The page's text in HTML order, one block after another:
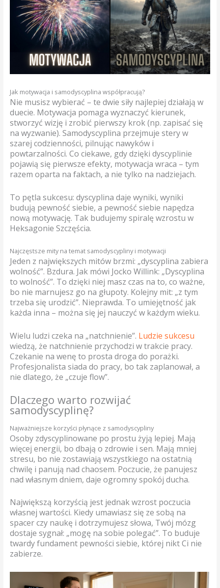
Jak motywacja i samodyscyplina współpracują?
Nie musisz wybierać – te dwie siły najlepiej działają w
duecie. Motywacja pomaga wyznaczyć kierunek,
stworzyć wizję i zrobić pierwszy krok (np. zapisać się
na wyzwanie). Samodyscyplina przejmuje stery w
szarej codzienności, pilnując nawyków i
powtarzalności. Co ciekawe, gdy dzięki dyscyplinie
pojawią się pierwsze efekty, motywacja wraca – tym
razem oparta na faktach, a nie tylko na nadziejach.
To pętla sukcesu: dyscyplina daje wyniki, wyniki
budują pewność siebie, a pewność siebie napędza
nową motywację. Tak budujemy spiralę wzrostu w
Heksagonie Szczęścia.
Najczęstsze mity na temat samodyscypliny i motywacji
Jeden z największych mitów brzmi: „dyscyplina zabiera
wolność”. Bzdura. Jak mówi Jocko Willink: „Dyscyplina
to wolność”. To dzięki niej masz czas na to, co ważne,
bo nie marnujesz go na głupoty. Kolejny mit: „z tym
trzeba się urodzić”. Nieprawda. To umiejętność jak
każda inna – można się jej nauczyć w każdym wieku.
Wielu ludzi czeka na „natchnienie”. Ludzie sukcesu
wiedzą, że natchnienie przychodzi w trakcie pracy.
Czekanie na wenę to prosta droga do porażki.
Profesjonalista siada do pracy, bo tak zaplanował, a
nie dlatego, że „czuje flow”.
Dlaczego warto rozwijać
samodyscyplinę?
Najważniejsze korzyści płynące z samodyscypliny
Osoby zdyscyplinowane po prostu żyją lepiej. Mają
więcej energii, bo dbają o zdrowie i sen. Mają mniej
stresu, bo nie zostawiają wszystkiego na ostatnią
chwilę i panują nad chaosem. Poczucie, że panujesz
nad własnym dniem, daje ogromny spokój ducha.
Największą korzyścią jest jednak wzrost poczucia
własnej wartości. Kiedy umawiasz się ze sobą na
spacer czy naukę i dotrzymujesz słowa, Twój mózg
dostaje sygnał: „mogę na sobie polegać”. To buduje
twardy fundament pewności siebie, której nikt Ci nie
zabierze.